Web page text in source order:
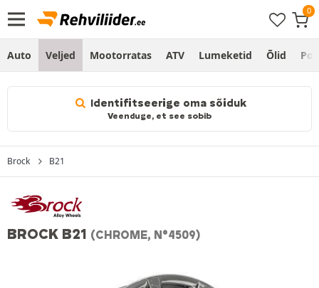
Auto Veljed Mootorratas ATV Lumeketid Õlid
Identifitseerige oma sõiduk
Veenduge, et see sobib
Brock B21
BROCK B21 (CHROME, N°4509)